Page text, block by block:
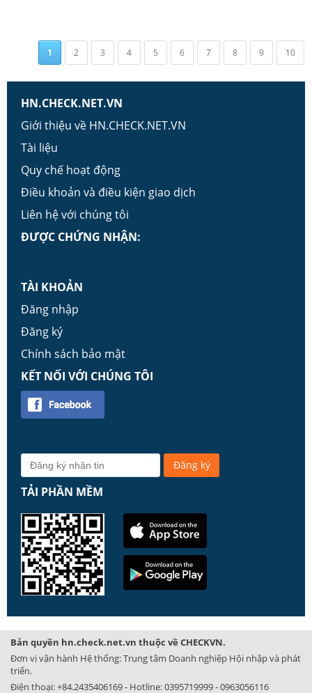
1 2 3 4 5 6 7 8 9 10
HN.CHECK.NET.VN
Giới thiệu về HN.CHECK.NET.VN
Tài liệu
Quy chế hoạt động
Điều khoản và điều kiện giao dịch
Liên hệ với chúng tôi
ĐƯỢC CHỨNG NHẬN:
TÀI KHOẢN
Đăng nhập
Đăng ký
Chính sách bảo mật
KẾT NỐI VỚI CHÚNG TÔI
TẢI PHẦN MỀM
Bản quyền hn.check.net.vn thuộc về CHECKVN.
Đơn vị vận hành Hệ thống: Trung tâm Doanh nghiệp Hội nhập và phát
triển.
Điện thoại:+84.2435406169- Hotline:0395719999-0963056116